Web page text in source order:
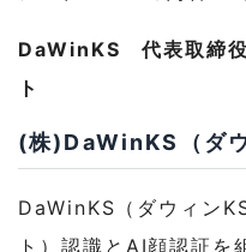
DaWinKS 代表取締役
ト
(株)DaWinKS（ダ
DaWinKS（ダウィン
ト）認識とAI顔認証を